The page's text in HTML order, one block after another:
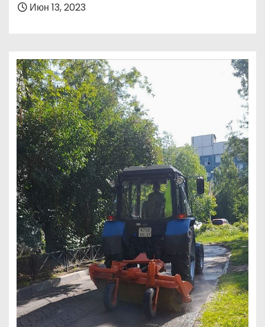
Июн 13, 2023